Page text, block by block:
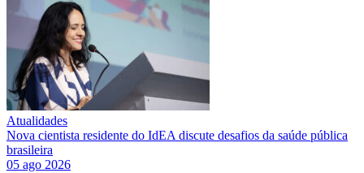
Atualidades
Nova cientista residente do IdEA discute desafios da saúde pública
brasileira
05 ago 2026